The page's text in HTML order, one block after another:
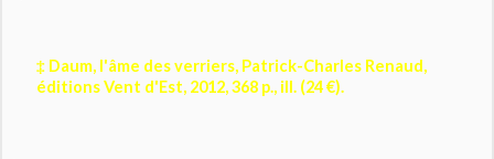
‡ Daum, l'âme des verriers, Patrick-Charles Renaud,
éditions Vent d'Est, 2012, 368 p., ill. (24 €).